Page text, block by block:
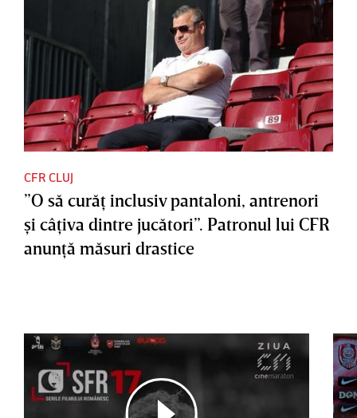
CFR CLUJ
”O să curăţ inclusiv pantaloni, antrenori
şi câţiva dintre jucători”. Patronul lui CFR
anunţă măsuri drastice